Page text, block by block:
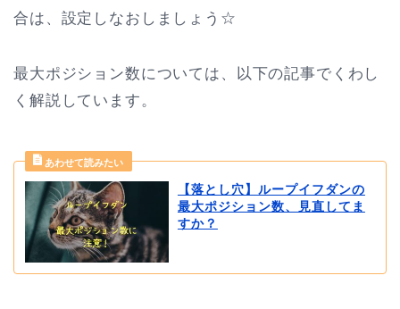
合は、設定しなおしましょう☆
最大ポジション数については、以下の記事でくわし
く解説しています。
【落とし穴】ループイフダンの
最大ポジション数、見直してま
すか？